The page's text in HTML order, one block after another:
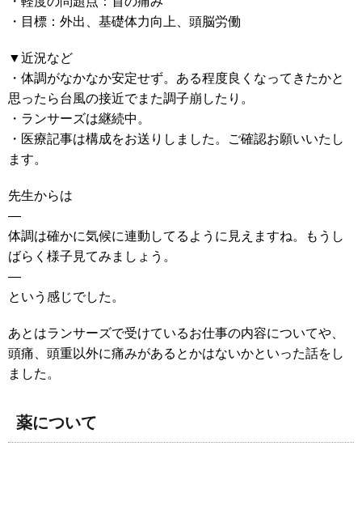
・目標：外出、基礎体力向上、頭脳労働
▼近況など
・体調がなかなか安定せず。ある程度良くなってきたかと
思ったら台風の接近でまた調子崩したり。
・ランサーズは継続中。
・医療記事は構成をお送りしました。ご確認お願いいたし
ます。
先生からは
—
体調は確かに気候に連動してるように見えますね。もうし
ばらく様子見てみましょう。
—
という感じでした。
あとはランサーズで受けているお仕事の内容についてや、
頭痛、頭重以外に痛みがあるとかはないかといった話をし
ました。
薬について